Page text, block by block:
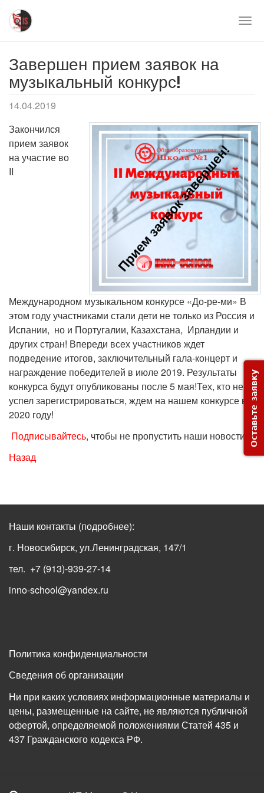
Перейти
основному
Завершен прием заявок на
музыкальный конкурс!
14.04.2019
Закончился
прием заявок
на участие во
II
Международном музыкальном конкурсе «До-ре-ми» В
этом году участниками стали дети не только из Россия и
Испании, но и Португалии, Казахстана, Ирландии и
других стран! Впереди всех участников ждет
подведение итогов, заключительный гала-концерт и
награждение победителей в июле 2019. Результаты
конкурса будут опубликованы после 5 мая!Тех, кто не
успел зарегистрироваться, ждем на нашем конкурсе в
2020 году!
Подписывайтесь, чтобы не пропустить наши новости!
Назад
Наши контакты (подробнее):
г. Новосибирск, ул.Ленинградская, 147/1
тел. +7 (913)-939-27-14
inno-school@yandex.ru
Политика конфиденциальности
Сведения об организации
Ни при каких условиях информационные материалы и
цены, размещенные на сайте, не являются публичной
офертой, определяемой положениями Статей 435 и
437 Гражданского кодекса РФ.
Оставьте заявку